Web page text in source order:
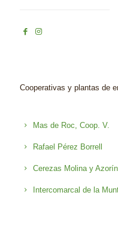
Cooperativas y plantas de
Mas de Roc, Coop. V.
Rafael Pérez Borrell
Cerezas Molina y
Intercomarcal de la